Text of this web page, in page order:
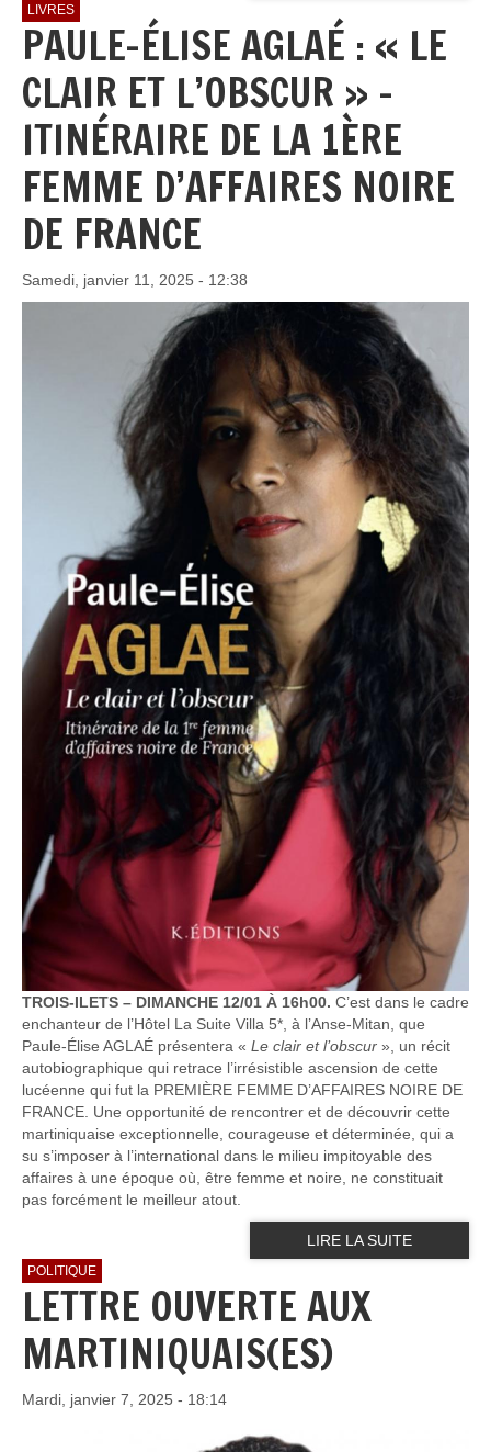
LIVRES
PAULE-ÉLISE AGLAÉ : « LE
CLAIR ET L’OBSCUR » –
ITINÉRAIRE DE LA 1ÈRE
FEMME D’AFFAIRES NOIRE
DE FRANCE
Samedi, janvier 11, 2025 - 12:38
TROIS-ILETS – DIMANCHE 12/01 À 16h00. C’est dans le cadre
enchanteur de l’Hôtel La Suite Villa 5*, à l’Anse-Mitan, que
Paule-Élise AGLAÉ présentera « Le clair et l’obscur », un récit
autobiographique qui retrace l’irrésistible ascension de cette
lucéenne qui fut la PREMIÈRE FEMME D’AFFAIRES NOIRE DE
FRANCE. Une opportunité de rencontrer et de découvrir cette
martiniquaise exceptionnelle, courageuse et déterminée, qui a
su s’imposer à l’international dans le milieu impitoyable des
affaires à une époque où, être femme et noire, ne constituait
pas forcément le meilleur atout.
LIRE LA SUITE
POLITIQUE
LETTRE OUVERTE AUX
MARTINIQUAIS(ES)
Mardi, janvier 7, 2025 - 18:14